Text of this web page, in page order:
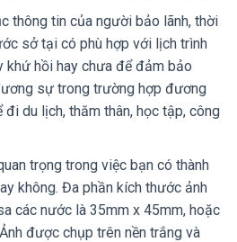
thông tin của người bảo lãnh, thời
sở tại có phù hợp với lịch trình
khứ hồi hay chưa để đảm bảo
sự trong trường hợp đương
du lịch, thăm thân, học tập, công
trọng trong việc bạn có thành
không. Đa phần kích thước ảnh
các nước là 35mm x 45mm, hoặc
được chụp trên nền trắng và